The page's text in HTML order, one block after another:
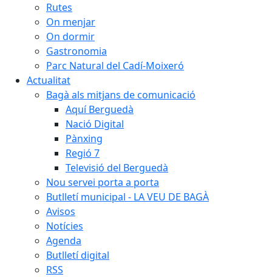
Rutes
On menjar
On dormir
Gastronomia
Parc Natural del Cadí-Moixeró
Actualitat
Bagà als mitjans de comunicació
Aquí Berguedà
Nació Digital
Pànxing
Regió 7
Televisió del Berguedà
Nou servei porta a porta
Butlletí municipal - LA VEU DE BAGÀ
Avisos
Notícies
Agenda
Butlletí digital
RSS